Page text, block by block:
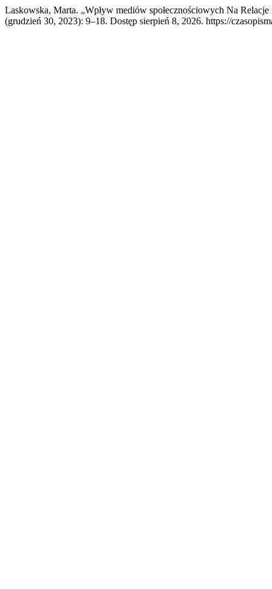
Laskowska, Marta. „Wpływ mediów społecznościowych Na
(grudzień 30, 2023): 9–18. Dostęp sierpień 8, 2026. https://